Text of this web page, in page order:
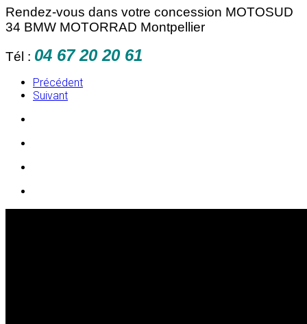
Rendez-vous dans votre concession MOTOSUD
34 BMW MOTORRAD Montpellier
Tél : 04 67 20 20 61
Précédent
Suivant